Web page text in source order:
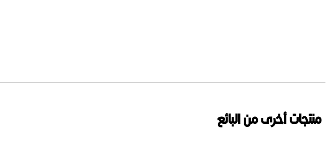
منتجات أخرى من البائع